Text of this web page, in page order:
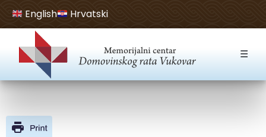
Open toolbar
English Hrvatski
☰